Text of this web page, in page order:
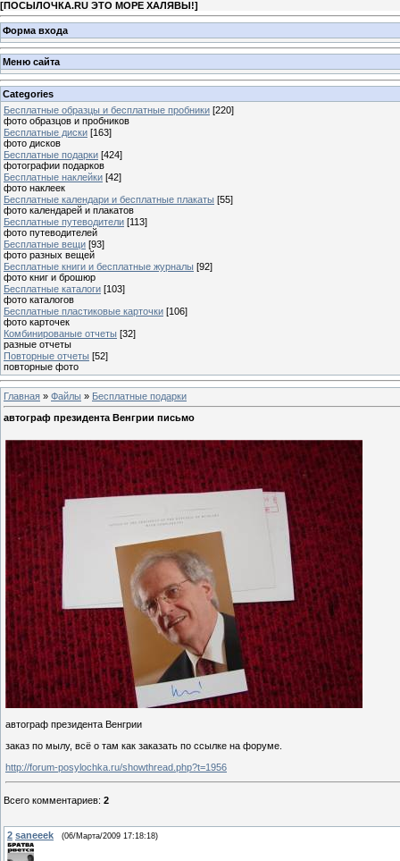
[ПОСЫЛОЧКА.RU ЭТО МОРЕ ХАЛЯВЫ!]
Форма входа
Меню сайта
Categories
Бесплатные образцы и бесплатные пробники [220]
фото образцов и пробников
Бесплатные диски [163]
фото дисков
Бесплатные подарки [424]
фотографии подарков
Бесплатные наклейки [42]
фото наклеек
Бесплатные календари и бесплатные плакаты [55]
фото календарей и плакатов
Бесплатные путеводители [113]
фото путеводителей
Бесплатные вещи [93]
фото разных вещей
Бесплатные книги и бесплатные журналы [92]
фото книг и брошюр
Бесплатные каталоги [103]
фото каталогов
Бесплатные пластиковые карточки [106]
фото карточек
Комбинированые отчеты [32]
разные отчеты
Повторные отчеты [52]
повторные фото
Главная » Файлы » Бесплатные подарки
автограф президента Венгрии письмо
автограф президента Венгрии
заказ по мылу, всё о там как заказать по ссылке на форуме.
http://forum-posylochka.ru/showthread.php?t=1956
Всего комментариев: 2
2 saneeek (06/Марта/2009 17:18:18)